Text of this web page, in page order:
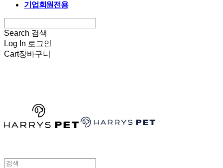
기업회원전용
Search 검색
Log In 로그인
Cart장바구니